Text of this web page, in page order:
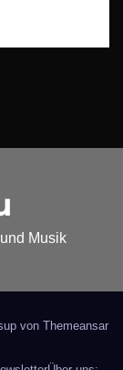
Musik
von Themeansar